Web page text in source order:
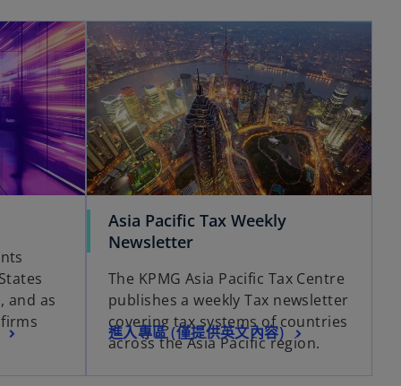
and as
在新標籤中開啟
Asia Pacific Tax Weekly
Newsletter在
標
籤
中
開
啟
The KPMG Asia Pacific Tax Centre
publishes a weekly Tax newsletter
covering tax systems of countries
across the Asia Pacific region.
進入專區 (僅提供英文內容)
在
新
標
在新標籤中開啟